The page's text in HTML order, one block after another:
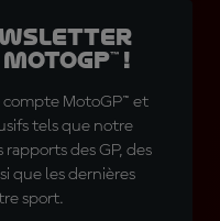
!
MotoGP™ et
tels que notre
des GP, des
que les dernières
sport.